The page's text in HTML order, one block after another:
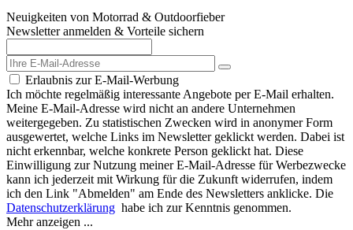
Neuigkeiten von Motorrad & Outdoorfieber
Newsletter anmelden & Vorteile sichern
Erlaubnis zur E-Mail-Werbung
Ich möchte regelmäßig interessante Angebote per E-Mail erhalten.
Meine E-Mail-Adresse wird nicht an andere Unternehmen
weitergegeben. Zu statistischen Zwecken wird in anonymer Form
ausgewertet, welche Links im Newsletter geklickt werden. Dabei ist
nicht erkennbar, welche konkrete Person geklickt hat. Diese
Einwilligung zur Nutzung meiner E-Mail-Adresse für Werbezwecke
kann ich jederzeit mit Wirkung für die Zukunft widerrufen, indem
ich den Link "Abmelden" am Ende des Newsletters anklicke. Die
Datenschutzerklärung habe ich zur Kenntnis genommen.
Mehr anzeigen ...